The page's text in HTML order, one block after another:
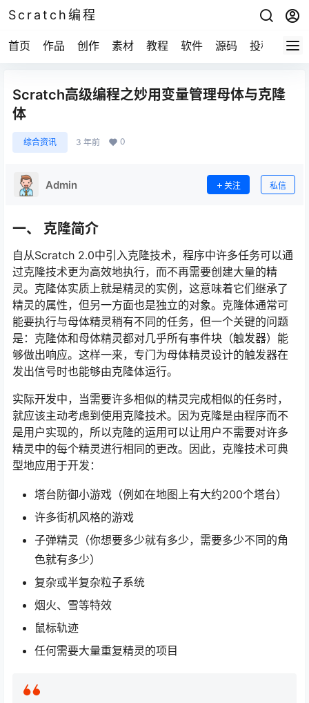
Scratch编程
首页 作品 创作 素材 教程 软件 源码 投稿 关于
Scratch高级编程之妙用变量管理母体与克隆
体
综合资讯 3 年前 0
Admin 关注 私信
一、 克隆简介
自从Scratch 2.0中引入克隆技术，程序中许多任务可以通
过克隆技术更为高效地执行，而不再需要创建大量的精
灵。克隆体实质上就是精灵的实例，这意味着它们继承了
精灵的属性，但另一方面也是独立的对象。克隆体通常可
能要执行与母体精灵稍有不同的任务，但一个关键的问题
是：克隆体和母体精灵都对几乎所有事件块（触发器）能
够做出响应。这样一来，专门为母体精灵设计的触发器在
发出信号时也能够由克隆体运行。
实际开发中，当需要许多相似的精灵完成相似的任务时，
就应该主动考虑到使用克隆技术。因为克隆是由程序而不
是用户实现的，所以克隆的运用可以让用户不需要对许多
精灵中的每个精灵进行相同的更改。因此，克隆技术可典
型地应用于开发：
塔台防御小游戏（例如在地图上有大约200个塔台）
许多街机风格的游戏
子弹精灵（你想要多少就有多少，需要多少不同的角
色就有多少）
复杂或半复杂粒子系统
烟火、雪等特效
鼠标轨迹
任何需要大量重复精灵的项目